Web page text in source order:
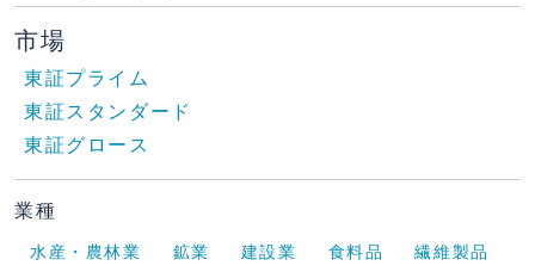
市場
東証プライム
東証スタンダード
東証グロース
業種
水産・農林業 鉱業 建設業 食料品
繊維製品